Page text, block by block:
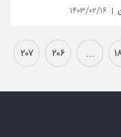
۱۴۰۳/۰۲/۱۶
... ۲۰۶ ۲۰۷